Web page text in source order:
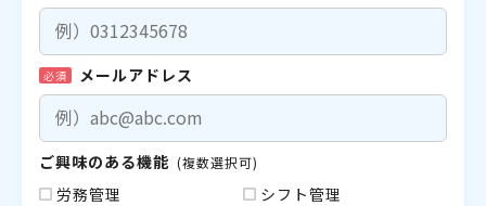
必須 メールアドレス
ご興味のある機能 (複数選択可)
労務管理
シフト管理